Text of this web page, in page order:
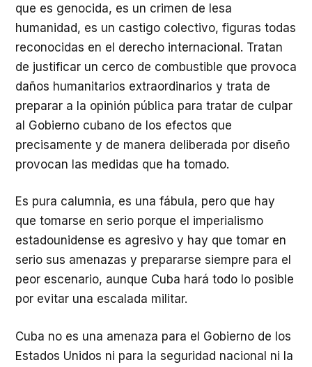
que es genocida, es un crimen de lesa
humanidad, es un castigo colectivo, figuras todas
reconocidas en el derecho internacional. Tratan
de justificar un cerco de combustible que provoca
daños humanitarios extraordinarios y trata de
preparar a la opinión pública para tratar de culpar
al Gobierno cubano de los efectos que
precisamente y de manera deliberada por diseño
provocan las medidas que ha tomado.
Es pura calumnia, es una fábula, pero que hay
que tomarse en serio porque el imperialismo
estadounidense es agresivo y hay que tomar en
serio sus amenazas y prepararse siempre para el
peor escenario, aunque Cuba hará todo lo posible
por evitar una escalada militar.
Cuba no es una amenaza para el Gobierno de los
Estados Unidos ni para la seguridad nacional ni la